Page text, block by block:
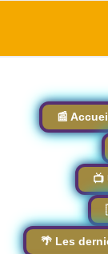
📰
📺
🌴 Les